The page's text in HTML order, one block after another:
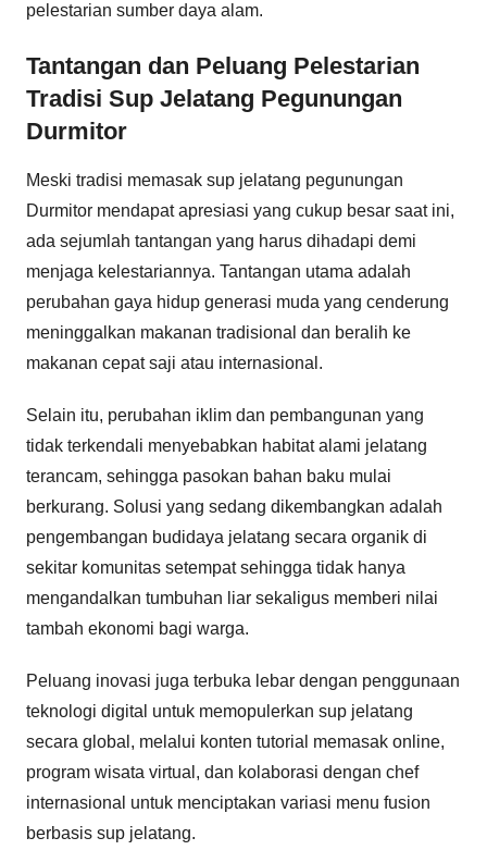
pelestarian sumber daya alam.
Tantangan dan Peluang Pelestarian
Tradisi Sup Jelatang Pegunungan
Durmitor
Meski tradisi memasak sup jelatang pegunungan
Durmitor mendapat apresiasi yang cukup besar saat ini,
ada sejumlah tantangan yang harus dihadapi demi
menjaga kelestariannya. Tantangan utama adalah
perubahan gaya hidup generasi muda yang cenderung
meninggalkan makanan tradisional dan beralih ke
makanan cepat saji atau internasional.
Selain itu, perubahan iklim dan pembangunan yang
tidak terkendali menyebabkan habitat alami jelatang
terancam, sehingga pasokan bahan baku mulai
berkurang. Solusi yang sedang dikembangkan adalah
pengembangan budidaya jelatang secara organik di
sekitar komunitas setempat sehingga tidak hanya
mengandalkan tumbuhan liar sekaligus memberi nilai
tambah ekonomi bagi warga.
Peluang inovasi juga terbuka lebar dengan penggunaan
teknologi digital untuk memopulerkan sup jelatang
secara global, melalui konten tutorial memasak online,
program wisata virtual, dan kolaborasi dengan chef
internasional untuk menciptakan variasi menu fusion
berbasis sup jelatang.